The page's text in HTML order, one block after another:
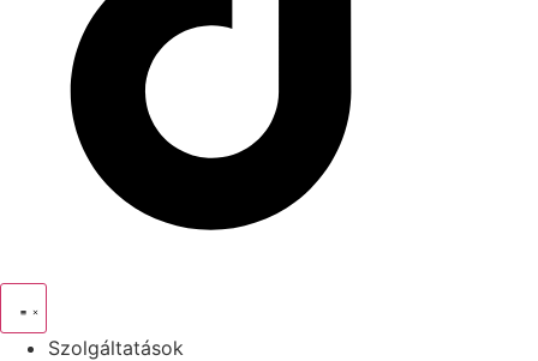
Szolgáltatások